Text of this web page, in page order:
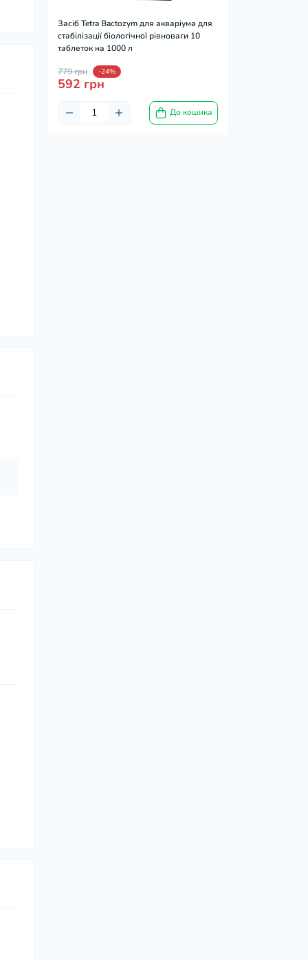
Засіб Tetra Bactozym для акваріума для
стабілізації біологічної рівноваги 10
таблеток на 1000 л
779 грн -24%
592 грн
До кошика